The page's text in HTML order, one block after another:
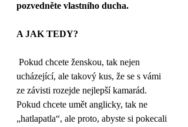
pozvedněte vlastního ducha.
A JAK TEDY?
ucházející, ale takový kus, že se s vámi
ze závisti rozejde nejlepší kamarád.
Pokud chcete umět anglicky, tak ne
„hatlapatla“, ale proto, abyste si pokecali